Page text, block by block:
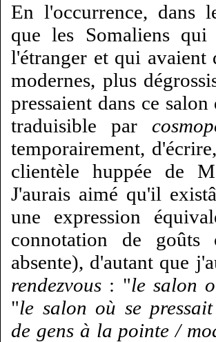
En l'occurrence, dans
que les Somaliens qui
l'étranger et qui avaient
modernes, plus
pressaient dans ce
traduisible par
temporairement,
clientèle huppée de
J'aurais aimé qu'il
une expression
connotation de goûts
absente), d'autant que
rendezvous : "le salon
"le salon où se
de gens à la pointe /